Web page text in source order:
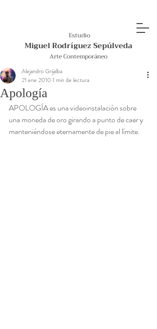
Estudio
Miguel Rodríguez Sepúlveda
Arte Contemporáneo
Apología
Alejandro Grijalba
21 ene 2010 1 min de lectura
APOLOGÍA es una videoinstalación sobre
una moneda de oro girando a punto de caer y
manteniéndose eternamente de pie al límite.